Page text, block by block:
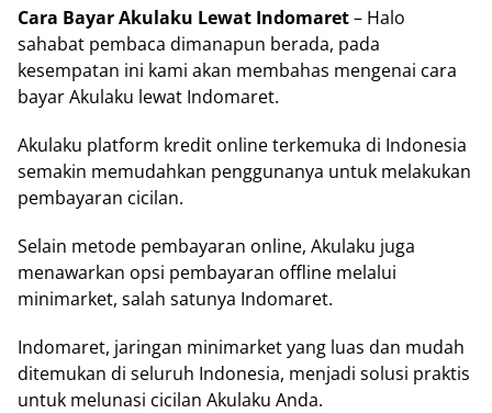
Cara Bayar Akulaku Lewat Indomaret– Halo
sahabat pembaca dimanapun berada, pada
kesempatan ini kami akan membahas mengenai cara
bayar Akulaku lewat Indomaret.
Akulaku platform kredit online terkemuka di Indonesia
semakin memudahkan penggunanya untuk melakukan
pembayaran cicilan.
Selain metode pembayaran online, Akulaku juga
menawarkan opsi pembayaran offline melalui
minimarket, salah satunya Indomaret.
Indomaret, jaringan minimarket yang luas dan mudah
ditemukan di seluruh Indonesia, menjadi solusi praktis
untuk melunasi cicilan Akulaku Anda.